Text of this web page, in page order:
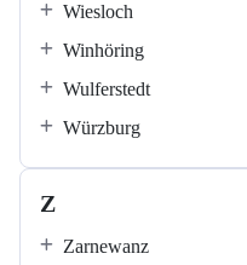
Wiesloch
Winhöring
Wulferstedt
Würzburg
Z
Zarnewanz